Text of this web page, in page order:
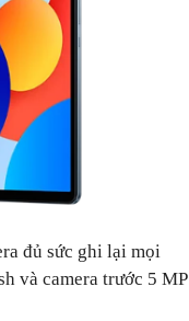
đủ sức ghi lại mọi
và camera trước 5 MP